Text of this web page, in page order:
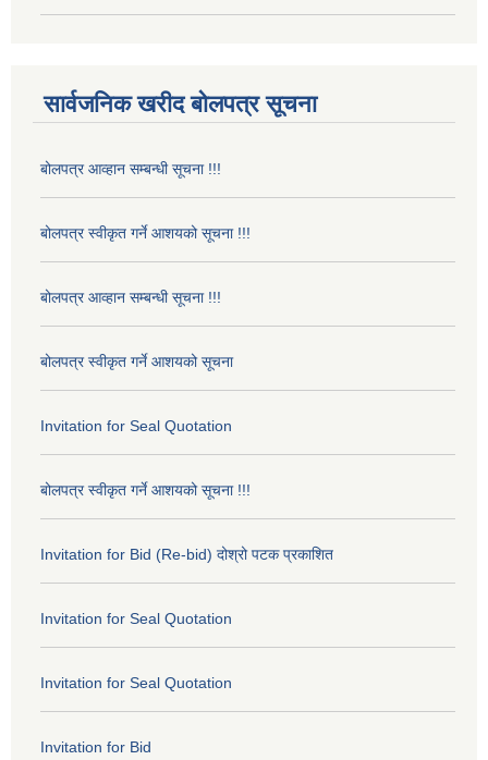
सार्वजनिक खरीद बोलपत्र सूचना
बोलपत्र आव्हान सम्बन्धी सूचना !!!
बोलपत्र स्वीकृत गर्ने आशयको सूचना !!!
बोलपत्र आव्हान सम्बन्धी सूचना !!!
बोलपत्र स्वीकृत गर्ने आशयको सूचना
Invitation for Seal Quotation
बोलपत्र स्वीकृत गर्ने आशयको सूचना !!!
Invitation for Bid (Re-bid) दोश्रो पटक प्रकाशित
Invitation for Seal Quotation
Invitation for Seal Quotation
Invitation for Bid